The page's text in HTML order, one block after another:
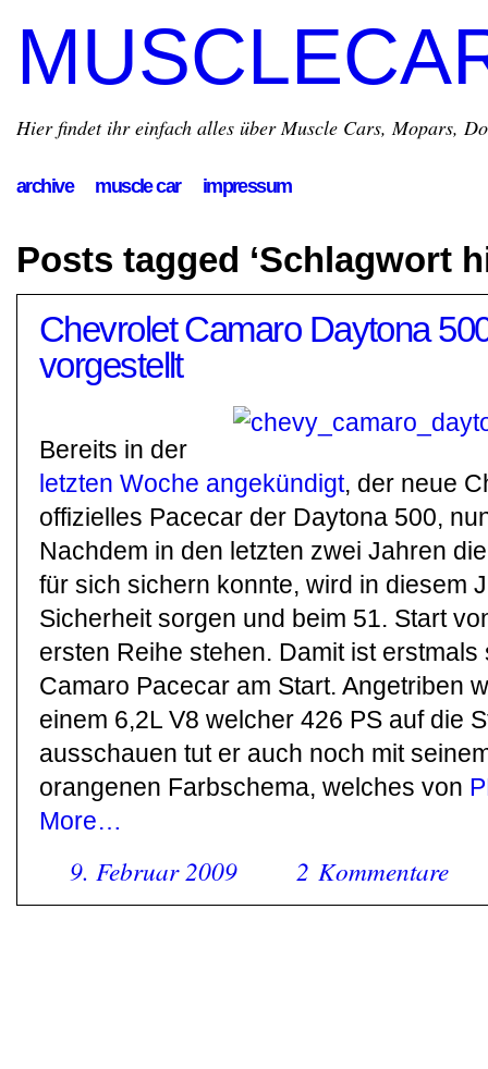
Hier findet ihr einfach alles über Muscle Cars, Mopars,
archive muscle car impressum
Posts tagged ‘Schlagwort
Chevrolet Camaro Daytona
vorgestellt
Bereits in der
letzten Woche angekündigt, der neue
offizielles Pacecar der Daytona 500,
Nachdem in den letzten zwei Jahren
für sich sichern konnte, wird in diesem
Sicherheit sorgen und beim 51. Start
ersten Reihe stehen. Damit ist
Camaro Pacecar am Start. Angetriben
einem 6,2L V8 welcher 426 PS auf die
ausschauen tut er auch noch mit
orangenen Farbschema, welches von
More…
9. Februar 2009 2 Kommentare